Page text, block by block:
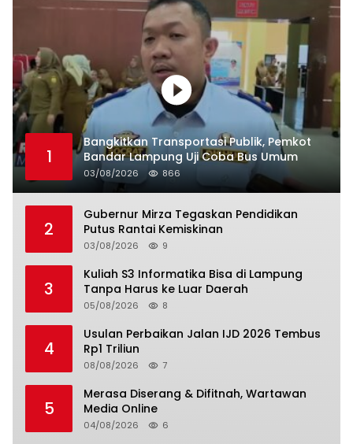
1
Bangkitkan Transportasi Publik, Pemkot
Bandar Lampung Uji Coba Bus Umum
03/08/2026 866
2
Gubernur Mirza Tegaskan Pendidikan
Putus Rantai Kemiskinan
03/08/2026 9
3
Kuliah S3 Informatika Bisa di Lampung
Tanpa Harus ke Luar Daerah
05/08/2026 8
4
Usulan Perbaikan Jalan IJD 2026 Tembus
Rp1 Triliun
08/08/2026 7
5
Merasa Diserang & Difitnah, Wartawan
Media Online
04/08/2026 6